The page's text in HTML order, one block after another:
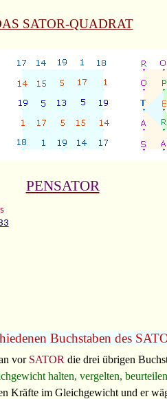
SATOR-QUADRAT
PENSATOR
Buchstaben des
vor SATOR die drei übrigen
halten, vergelten, beurteilen
Kräfte im Gleichgewicht und er